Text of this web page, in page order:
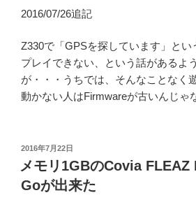
2016/07/26追記
Z330で「GPSを探しています」とい
プレイできない、という話があるよ
が・・・うちでは、そんなことなく
動かない人はFirmwareが古いんじゃ
投
日:
2016年7月22日
メモリ1GBのCovia FLEAZ
Goが出来た